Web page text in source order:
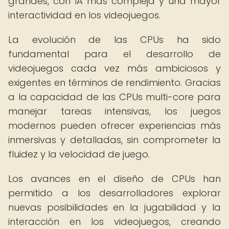
interactividad en los videojuegos.
La evolución de las CPUs ha sido
fundamental para el desarrollo de
videojuegos cada vez más ambiciosos y
exigentes en términos de rendimiento. Gracias
a la capacidad de las CPUs multi-core para
manejar tareas intensivas, los juegos
modernos pueden ofrecer experiencias más
inmersivas y detalladas, sin comprometer la
fluidez y la velocidad de juego.
Los avances en el diseño de CPUs han
permitido a los desarrolladores explorar
nuevas posibilidades en la jugabilidad y la
interacción en los videojuegos, creando